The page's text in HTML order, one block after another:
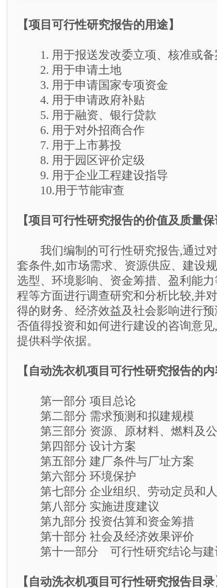
【项目可行性研究报告的用途】
1. 用于报送发改委立项、核准或备
2. 用于申请土地
3. 用于申请国家专项资金
4. 用于申请政府补贴
5. 用于融资、银行贷款
6. 用于对外招商合作
7. 用于上市募投
8. 用于园区评价定级
9. 用于企业工程建设指导
10.用于节能审查
【项目可行性研究报告的价值及质量
我们编制的可行性研究报告,通过对
套条件,如市场需求、资源供应、建设
选型、环境影响、资金筹措、盈利能
程等方面进行调查研究和分析比较,并
得的财务、经济效益及社会影响进行
否值得投资和如何进行建设的咨询意
提供科学依据。
【自动洗衣机项目可行性研究报告的
第一部分 项目总论
第二部分 需求预测和拟建规模
第三部分 资源、原材料、燃料及公
第四部分 设计方案
第五部分 建厂条件与厂址方案
第六部分 环境保护
第七部分 企业组织、劳动定员和人
第八部分 实施进度建议
第九部分 投资估算和资金筹措
第十部分 社会及经济效果评价
第十一部分 可行性研究结论与建
【自动洗衣机项目可行性研究报告目